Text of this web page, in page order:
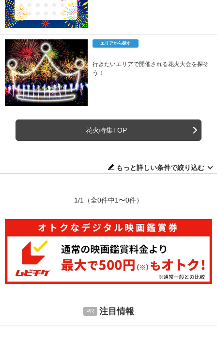
エリアから探す
行きたいエリアで開催される花火大会を探そ
う！
花火特集TOP
もっと詳しい条件で絞り込む
1/1 （全0件中1〜0件）
注目情報